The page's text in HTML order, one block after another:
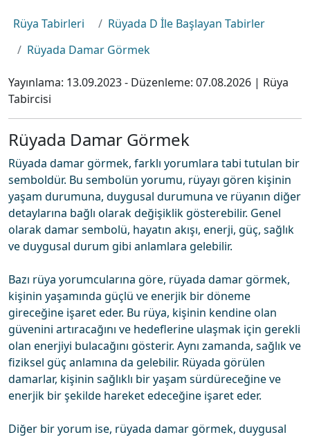
Rüya Tabirleri
Rüyada D İle Başlayan Tabirler
Rüyada Damar Görmek
Yayınlama: 13.09.2023- Düzenleme: 07.08.2026 | Rüya
Tabircisi
Rüyada Damar Görmek
Rüyada damar görmek, farklı yorumlara tabi tutulan bir
semboldür. Bu sembolün yorumu, rüyayı gören kişinin
yaşam durumuna, duygusal durumuna ve rüyanın diğer
detaylarına bağlı olarak değişiklik gösterebilir. Genel
olarak damar sembolü, hayatın akışı, enerji, güç, sağlık
ve duygusal durum gibi anlamlara gelebilir.
Bazı rüya yorumcularına göre, rüyada damar görmek,
kişinin yaşamında güçlü ve enerjik bir döneme
gireceğine işaret eder. Bu rüya, kişinin kendine olan
güvenini artıracağını ve hedeflerine ulaşmak için gerekli
olan enerjiyi bulacağını gösterir. Aynı zamanda, sağlık ve
fiziksel güç anlamına da gelebilir. Rüyada görülen
damarlar, kişinin sağlıklı bir yaşam sürdüreceğine ve
enerjik bir şekilde hareket edeceğine işaret eder.
Diğer bir yorum ise, rüyada damar görmek, duygusal